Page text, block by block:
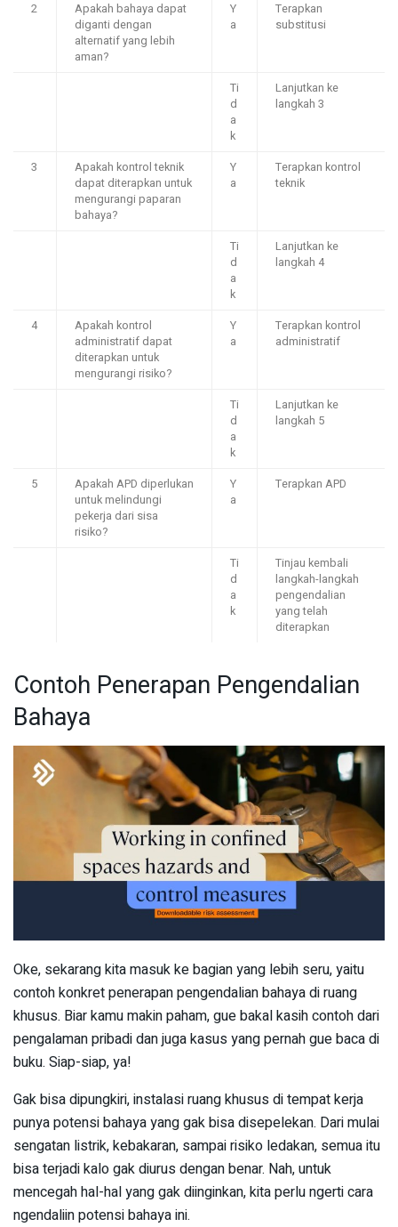
2
Apakah bahaya dapat
diganti dengan
alternatif yang lebih
aman?
Y
a
Terapkan
substitusi
Ti
d
a
k
Lanjutkan ke
langkah 3
3
Apakah kontrol teknik
dapat diterapkan untuk
mengurangi paparan
bahaya?
Y
a
Terapkan kontrol
teknik
Ti
d
a
k
Lanjutkan ke
langkah 4
4
Apakah kontrol
administratif dapat
diterapkan untuk
mengurangi risiko?
Y
a
Terapkan kontrol
administratif
Ti
d
a
k
Lanjutkan ke
langkah 5
5
Apakah APD diperlukan
untuk melindungi
pekerja dari sisa
risiko?
Y
a
Terapkan APD
Ti
d
a
k
Tinjau kembali
langkah-langkah
pengendalian
yang telah
diterapkan
Contoh Penerapan Pengendalian
Bahaya
Oke, sekarang kita masuk ke bagian yang lebih seru, yaitu
contoh konkret penerapan pengendalian bahaya di ruang
khusus. Biar kamu makin paham, gue bakal kasih contoh dari
pengalaman pribadi dan juga kasus yang pernah gue baca di
buku. Siap-siap, ya!
Gak bisa dipungkiri, instalasi ruang khusus di tempat kerja
punya potensi bahaya yang gak bisa disepelekan. Dari mulai
sengatan listrik, kebakaran, sampai risiko ledakan, semua itu
bisa terjadi kalo gak diurus dengan benar. Nah, untuk
mencegah hal-hal yang gak diinginkan, kita perlu ngerti cara
ngendaliin potensi bahaya ini.